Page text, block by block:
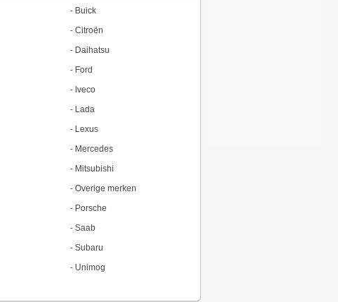
- Buick
- Citroën
- Daihatsu
- Ford
- Iveco
- Lada
- Lexus
- Mercedes
- Mitsubishi
- Overige merken
- Porsche
- Saab
- Subaru
- Unimog